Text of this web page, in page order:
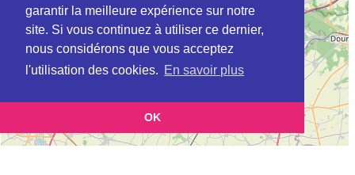
garantir la meilleure expérience sur notre
site. Si vous continuez à utiliser ce dernier,
nous considérons que vous acceptez
l'utilisation des cookies. En savoir plus
OK